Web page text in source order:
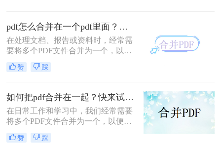
急的！”这样的场景，你是否熟悉？
pdf怎么合并在一个pdf里面？这二种合并方法了解下！
在处理文档、报告或资料时，经常需
要将多个PDF文件合并为一个，以便
于查阅和管理。那么pdf怎么合并在一
个pdf里面呢？本文将介绍两种将多个
赞 踩
如何把pdf合并在一起？快来试试这3种合并方法！
在日常工作和学习中，我们经常需要
将多个PDF文件合并为一个，以便于
查阅和分享。那么如何把pdf合并在一
起呢？本文将介绍三种常用的PDF合
赞 踩